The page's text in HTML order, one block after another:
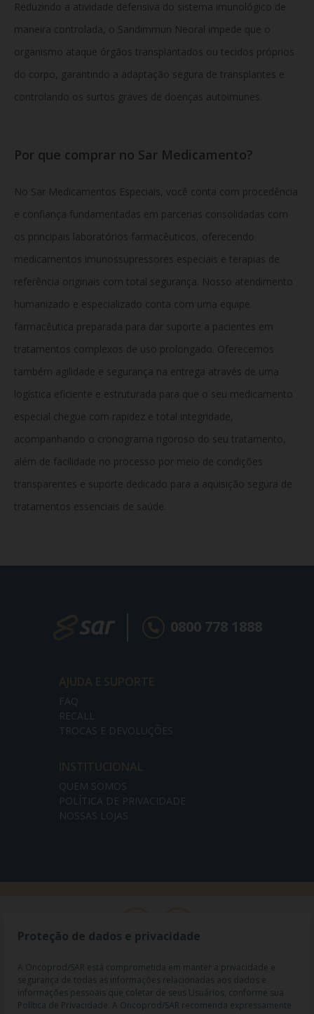
Reduzindo a atividade defensiva do sistema imunológico de
maneira controlada, o Sandimmun Neoral impede que o
organismo ataque órgãos transplantados ou tecidos próprios
do corpo, garantindo a adaptação segura de transplantes e
controlando os surtos graves de doenças autoimunes.
Por que comprar no Sar Medicamento?
No Sar Medicamentos Especiais, você conta com procedência
e confiança fundamentadas em parcerias consolidadas com
os principais laboratórios farmacêuticos, oferecendo
medicamentos imunossupressores especiais e terapias de
referência originais com total segurança. Nosso atendimento
humanizado e especializado conta com uma equipe
farmacêutica preparada para dar suporte a pacientes em
tratamentos complexos de uso prolongado. Oferecemos
também agilidade e segurança na entrega através de uma
logística eficiente e estruturada para que o seu medicamento
especial chegue com rapidez e total integridade,
acompanhando o cronograma rigoroso do seu tratamento,
além de facilidade no processo por meio de condições
transparentes e suporte dedicado para a aquisição segura de
tratamentos essenciais de saúde.
0800 778 1888
AJUDA E SUPORTE
FAQ
RECALL
TROCAS E DEVOLUÇÕES
INSTITUCIONAL
QUEM SOMOS
POLÍTICA DE PRIVACIDADE
NOSSAS LOJAS
Proteção de dados e privacidade
A Oncoprod/SAR está comprometida em manter a privacidade e
segurança de todas as informações relacionadas aos dados e
informações pessoais que coletar de seus Usuários, conforme sua
Política de Privacidade. A Oncoprod/SAR recomenda expressamente